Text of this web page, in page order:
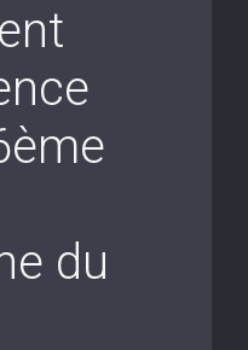
du